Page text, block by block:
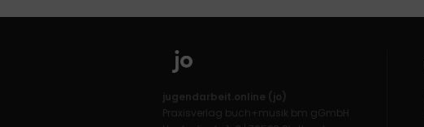
jugendarbeit.online (jo)
Praxisverlag buch+musik bm gGmbH